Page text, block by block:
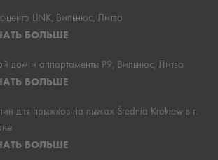
центр LINK, Вильнюс, Литва
БОЛЬШЕ
дом и аппартаменты P9, Вильнюс, Литва
БОЛЬШЕ
для прыжков на лыжах Średnia Krokiew в г.
БОЛЬШЕ